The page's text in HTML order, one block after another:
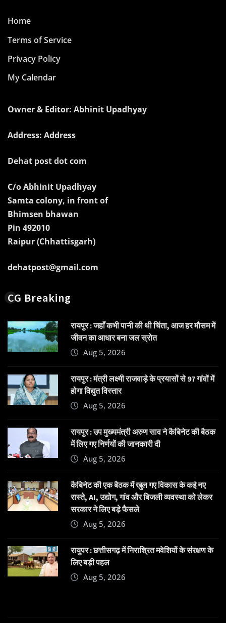
Home
Terms of Service
Privacy Policy
My Calendar
Owner & Editor: Abhinit Upadhyay
Address: Address
Dehat post dot com
C/o Abhinit Upadhyay
Samta colony, in front of
Bhimsen bhawan
Pin 492010
Raipur (Chhattisgarh)
dehatpost@gmail.com
CG Breaking
रायपुर : जहाँ कभी पानी की थी चिंता, आज हर मौसम में
जीवन का आधार बना जल स्रोत
Aug 5, 2026
रायपुर : मंत्री लक्ष्मी राजवाड़े के प्रयासों से 97 गांवों में
होगा विद्युत विस्तार
Aug 5, 2026
रायपुर : उप मुख्यमंत्री अरुण साव ने कैबिनेट की बैठक
में लिए गए निर्णयों की जानकारी दी
Aug 5, 2026
कैबिनेट की एक बैठक में खुल गए विकास के कई नए
रास्ते, AI, उद्योग, गांव और बिजली व्यवस्था को लेकर
सरकार ने लिए बड़े फैसले
Aug 5, 2026
रायुपर : छत्तीसगढ़ में निराश्रित मवेशियों के संरक्षण के
लिए बड़ी पहल
Aug 5, 2026